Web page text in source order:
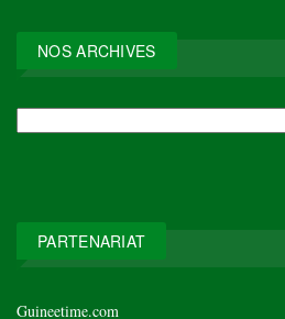
NOS ARCHIVES
PARTENARIAT
Guineetime.com